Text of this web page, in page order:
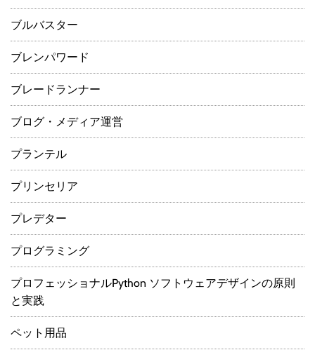
ブルバスター
ブレンパワード
ブレードランナー
ブログ・メディア運営
プランテル
プリンセリア
プレデター
プログラミング
プロフェッショナルPython ソフトウェアデザインの原則
と実践
ペット用品